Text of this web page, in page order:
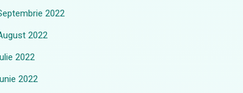
2022
2022
2022
2022